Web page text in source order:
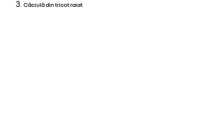
Căciulă din tricot raiat